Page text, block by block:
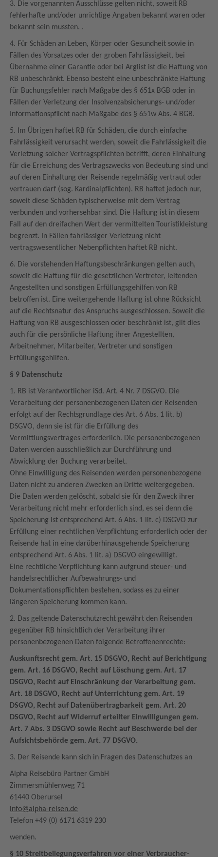
3. Die vorgenannten Ausschlüsse gelten nicht, soweit RB
fehlerhafte und/oder unrichtige Angaben bekannt waren oder
bekannt sein mussten. .
4. Für Schäden an Leben, Körper oder Gesundheit sowie in
Fällen des Vorsatzes oder der groben Fahrlässigkeit, bei
Übernahme einer Garantie oder bei Arglist ist die Haftung von
RB unbeschränkt. Ebenso besteht eine unbeschränkte Haftung
für Buchungsfehler nach Maßgabe des § 651x BGB oder in
Fällen der Verletzung der Insolvenzabsicherungs- und/oder
Informationspflicht nach Maßgabe des § 651w Abs. 4 BGB.
5. Im Übrigen haftet RB für Schäden, die durch einfache
Fahrlässigkeit verursacht werden, soweit die Fahrlässigkeit die
Verletzung solcher Vertragspflichten betrifft, deren Einhaltung
für die Erreichung des Vertragszwecks von Bedeutung sind und
auf deren Einhaltung der Reisende regelmäßig vertraut oder
vertrauen darf (sog. Kardinalpflichten). RB haftet jedoch nur,
soweit diese Schäden typischerweise mit dem Vertrag
verbunden und vorhersehbar sind. Die Haftung ist in diesem
Fall auf den dreifachen Wert der vermittelten Touristikleistung
begrenzt. In Fällen fahrlässiger Verletzung nicht
vertragswesentlicher Nebenpflichten haftet RB nicht.
6. Die vorstehenden Haftungsbeschränkungen gelten auch,
soweit die Haftung für die gesetzlichen Vertreter, leitenden
Angestellten und sonstigen Erfüllungsgehilfen von RB
betroffen ist. Eine weitergehende Haftung ist ohne Rücksicht
auf die Rechtsnatur des Anspruchs ausgeschlossen. Soweit die
Haftung von RB ausgeschlossen oder beschränkt ist, gilt dies
auch für die persönliche Haftung ihrer Angestellten,
Arbeitnehmer, Mitarbeiter, Vertreter und sonstigen
Erfüllungsgehilfen.
§ 9 Datenschutz
1. RB ist Verantwortlicher iSd. Art. 4 Nr. 7 DSGVO. Die
Verarbeitung der personenbezogenen Daten der Reisenden
erfolgt auf der Rechtsgrundlage des Art. 6 Abs. 1 lit. b)
DSGVO, denn sie ist für die Erfüllung des
Vermittlungsvertrages erforderlich. Die personenbezogenen
Daten werden ausschließlich zur Durchführung und
Abwicklung der Buchung verarbeitet.
Ohne Einwilligung des Reisenden werden personenbezogene
Daten nicht zu anderen Zwecken an Dritte weitergegeben.
Die Daten werden gelöscht, sobald sie für den Zweck ihrer
Verarbeitung nicht mehr erforderlich sind, es sei denn die
Speicherung ist entsprechend Art. 6 Abs. 1 lit. c) DSGVO zur
Erfüllung einer rechtlichen Verpflichtung erforderlich oder der
Reisende hat in eine darüberhinausgehende Speicherung
entsprechend Art. 6 Abs. 1 lit. a) DSGVO eingewilligt.
Eine rechtliche Verpflichtung kann aufgrund steuer- und
handelsrechtlicher Aufbewahrungs- und
Dokumentationspflichten bestehen, sodass es zu einer
längeren Speicherung kommen kann.
2. Das geltende Datenschutzrecht gewährt den Reisenden
gegenüber RB hinsichtlich der Verarbeitung ihrer
personenbezogenen Daten folgende Betroffenenrechte:
Auskunftsrecht gem. Art. 15 DSGVO, Recht auf Berichtigung
gem. Art. 16 DSGVO, Recht auf Löschung gem. Art. 17
DSGVO, Recht auf Einschränkung der Verarbeitung gem.
Art. 18 DSGVO, Recht auf Unterrichtung gem. Art. 19
DSGVO, Recht auf Datenübertragbarkeit gem. Art. 20
DSGVO, Recht auf Widerruf erteilter Einwilligungen gem.
Art. 7 Abs. 3 DSGVO sowie Recht auf Beschwerde bei der
Aufsichtsbehörde gem. Art. 77 DSGVO.
3. Der Reisende kann sich in Fragen des Datenschutzes an
Alpha Reisebüro Partner GmbH
Zimmersmühlenweg 71
61440 Oberursel
info@alpha-reisen.de
Telefon +49 (0) 6171 6319 230
wenden.
§ 10 Streitbeilegungsverfahren vor einer Verbraucher-